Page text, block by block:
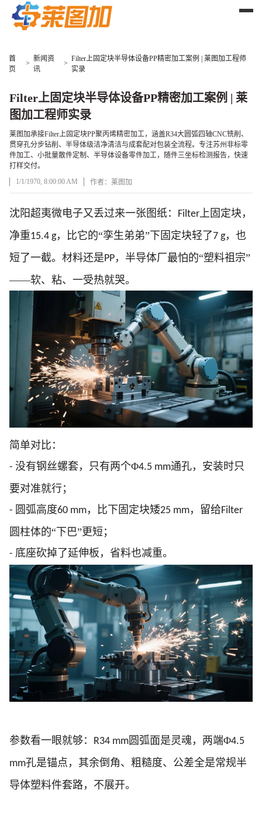
首
页
>
新闻资
讯
>
Filter上固定块半导体设备PP精密加工案例 | 莱图加工程师
实录
Filter上固定块半导体设备PP精密加工案例 | 莱
图加工程师实录
莱图加承接Filter上固定块PP聚丙烯精密加工，涵盖R34大圆弧四轴CNC铣削、
贯穿孔分步钻削、半导体级洁净清洁与成套配对包装全流程。专注苏州非标零
件加工、小批量散件定制、半导体设备零件加工，随件三坐标检测报告，快速
打样交付。
1/1/1970, 8:00:00 AM
作者：莱图加
文章正文
沈阳超夷微电子又丢过来一张图纸： Filter上固定块，
净重15.4 g，比它的“孪生弟弟”下固定块轻了7 g，也
短了一截。材料还是PP，半导体厂最怕的“塑料祖宗”
——软、粘、一受热就哭。
简单对比：
- 没有钢丝螺套，只有两个Φ4.5 mm通孔，安装时只
要对准就行；
- 圆弧高度60 mm，比下固定块矮25 mm，留给Filter
圆柱体的“下巴”更短；
- 底座砍掉了延伸板，省料也减重。
参数看一眼就够： R34 mm圆弧面是灵魂，两端Φ4.5
mm孔是锚点，其余倒角、粗糙度、公差全是常规半
导体塑料件套路，不展开。